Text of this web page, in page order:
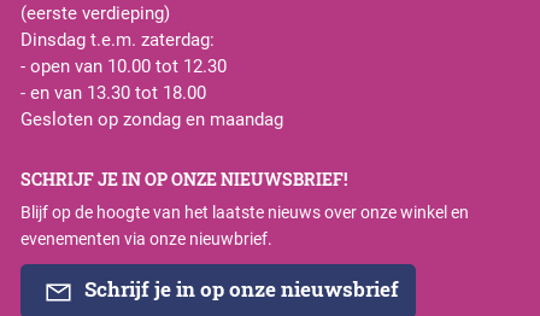
(eerste verdieping)
Dinsdag t.e.m. zaterdag:
- open van 10.00 tot 12.30
- en van 13.30 tot 18.00
Gesloten op zondag en maandag
SCHRIJF JE IN OP ONZE NIEUWSBRIEF!
Blijf op de hoogte van het laatste nieuws over onze winkel en
evenementen via onze nieuwbrief.
Schrijf je in op onze nieuwsbrief